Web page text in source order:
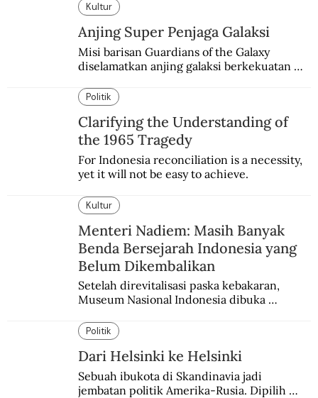
Kultur
Anjing Super Penjaga Galaksi
Misi barisan Guardians of the Galaxy
diselamatkan anjing galaksi berkekuatan
si martir antariksa Soviet.
Politik
Clarifying the Understanding of
the 1965 Tragedy
For Indonesia reconciliation is a necessity,
yet it will not be easy to achieve.
Kultur
Menteri Nadiem: Masih Banyak
Benda Bersejarah Indonesia yang
Belum Dikembalikan
Setelah direvitalisasi paska kebakaran,
Museum Nasional Indonesia dibuka
Pameran Repatriasi 2024.
Politik
Dari Helsinki ke Helsinki
Sebuah ibukota di Skandinavia jadi
jembatan politik Amerika-Rusia. Dipilih